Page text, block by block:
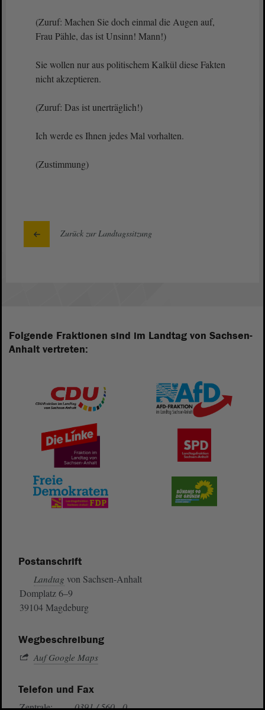
(Zuruf: Machen Sie doch einmal die Augen auf,
Frau Pähle, das ist Unsinn! Mann!)
Sie wollen nur aus politischem Kalkül diese Fakten
nicht akzeptieren.
(Zuruf: Das ist unerträglich!)
Ich werde es Ihnen jedes Mal vorhalten.
(Zustimmung)
Zurück zur Landtagssitzung
Folgende Fraktionen sind im Landtag von Sachsen-
Anhalt vertreten:
Postanschrift
Landtag von Sachsen-Anhalt
Domplatz 6–9
39104 Magdeburg
Wegbeschreibung
Auf Google Maps
Telefon und Fax
Zentrale: 0391 / 560 - 0